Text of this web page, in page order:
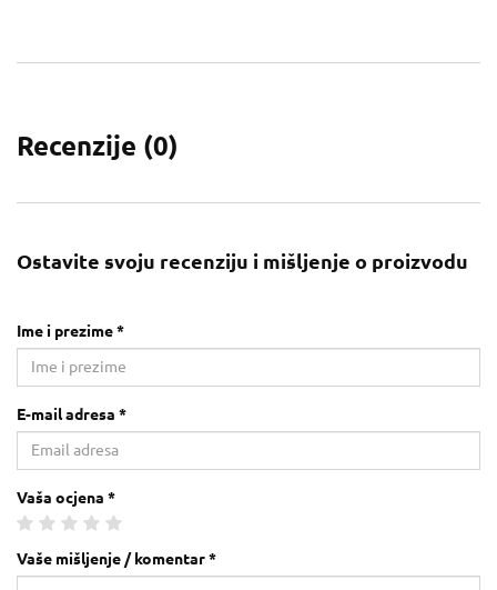
Recenzije (0)
Ostavite svoju recenziju i mišljenje o proizvodu
Ime i prezime *
E-mail adresa *
Vaša ocjena *
Vaše mišljenje / komentar *